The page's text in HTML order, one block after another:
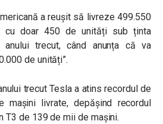
a reușit să livreze 499.550
cu doar 450 de unități sub ținta
anului trecut, când anunța că va
de unități”.
trecut Tesla a atins recordul de
livrate, depășind recordul
T3 de 139 de mii de mașini.